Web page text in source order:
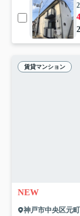
賃貸マンション
NEW
神戸市中央区元